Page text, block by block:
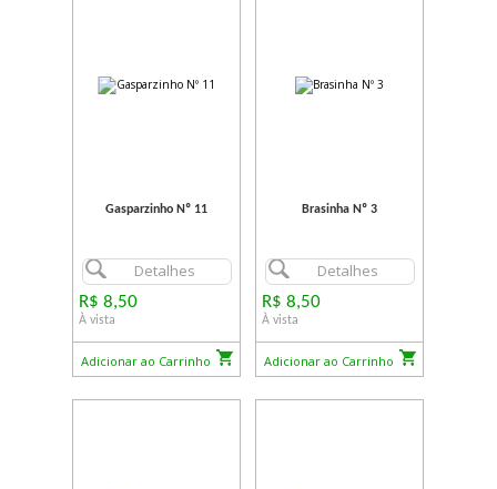
Gasparzinho Nº 11
Detalhes
R$ 8,50
À vista
Adicionar ao Carrinho
Brasinha Nº 3
Detalhes
R$ 8,50
À vista
Adicionar ao Carrinho